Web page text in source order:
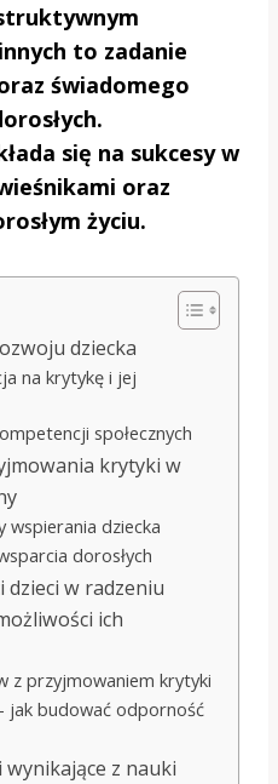
to zadanie
świadomego
się na sukcesy w
oraz
życiu.
dziecka
na krytykę i jej
społecznych
krytyki w
wspierania dziecka
dorosłych
dzieci w radzeniu
ich
z przyjmowaniem krytyki
jak budować odporność
z nauki